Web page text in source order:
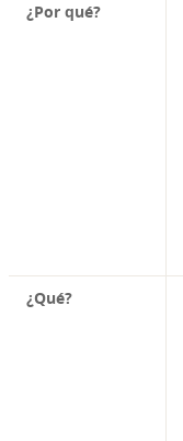
¿Por qué?
¿Qué?